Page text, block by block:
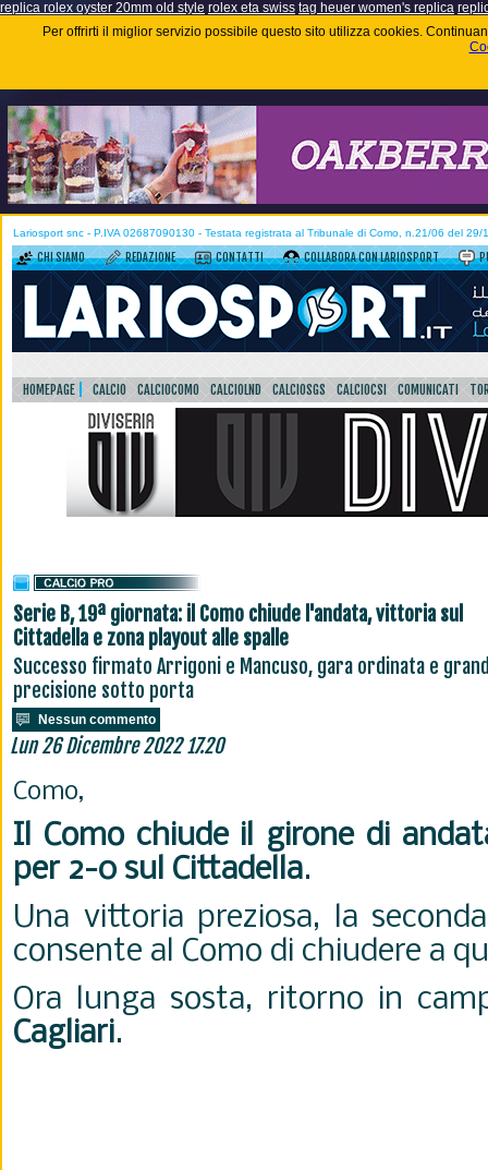
replica rolex oyster 20mm old style rolex eta swiss tag heuer women's replica
Per offrirti il miglior servizio possibile questo sito utilizza cookies.
Lariosport snc - P.IVA 02687090130 - Testata registrata al Tribunale di Como, n.21/06 del 29/
CHI SIAMO REDAZIONE CONTATTI COLLABORA CON LARIOSPORT
HOMEPAGE CALCIO CALCIOCOMO CALCIOLND CALCIOSGS CALCIOCSI COMUNICATI
Serie B, 19ª giornata: il Como chiude l'andata, vittoria sul
Cittadella e zona playout alle spalle
Successo firmato Arrigoni e Mancuso, gara ordinata e
precisione sotto porta
Nessun commento
Lun 26 Dicembre 2022 17.20
Como,
Il Como chiude il girone di
per 2-0 sul Cittadella.
Una vittoria preziosa, la
consente al Como di chiudere a
Ora lunga sosta, ritorno in
Cagliari.